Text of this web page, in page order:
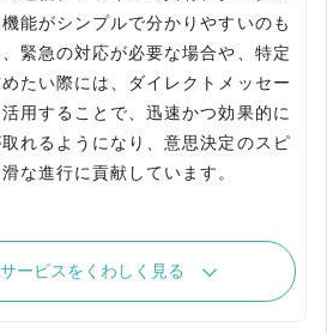
能がシンプルで分かりやすいのも
緊急の対応が必要な場合や、特定
たい際には、ダイレクトメッセー
用することで、迅速かつ効果的に
れるようになり、意思決定のスピ
な進行に貢献しています。
ービスをくわしく見る